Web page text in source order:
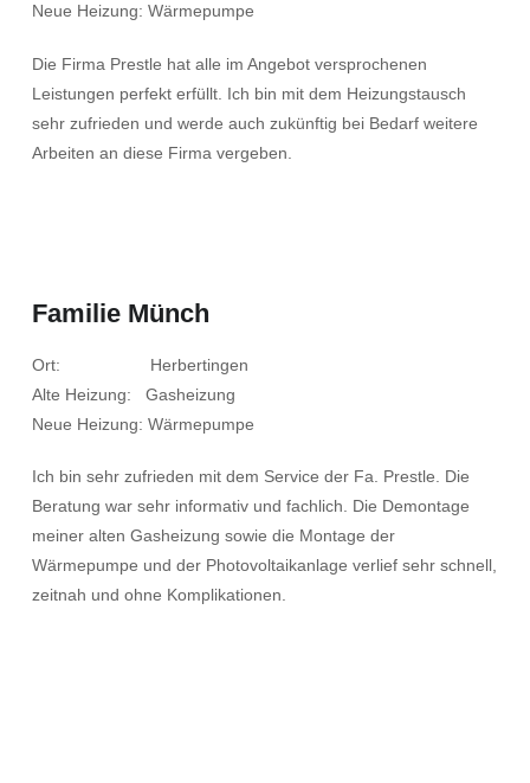
Neue Heizung: Wärmepumpe
Die Firma Prestle hat alle im Angebot versprochenen
Leistungen perfekt erfüllt. Ich bin mit dem Heizungstausch
sehr zufrieden und werde auch zukünftig bei Bedarf weitere
Arbeiten an diese Firma vergeben.
Familie Münch
Ort: Herbertingen
Alte Heizung: Gasheizung
Neue Heizung: Wärmepumpe
Ich bin sehr zufrieden mit dem Service der Fa. Prestle. Die
Beratung war sehr informativ und fachlich. Die Demontage
meiner alten Gasheizung sowie die Montage der
Wärmepumpe und der Photovoltaikanlage verlief sehr schnell,
zeitnah und ohne Komplikationen.